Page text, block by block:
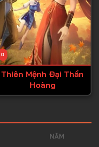
0
Thiên Mệnh Đại Thần
Hoàng
NĂM